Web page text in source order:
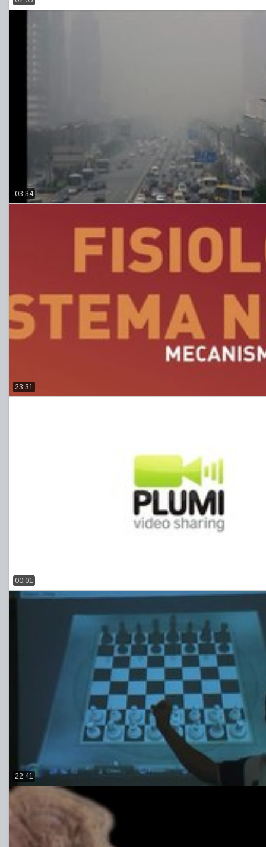
03:34
23:31
00:01
22:41